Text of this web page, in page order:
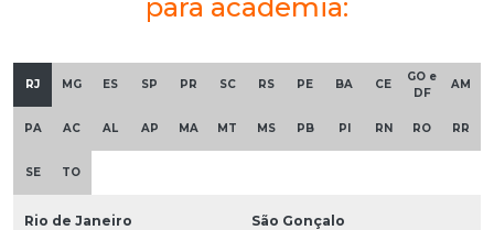
para academia:
RJ MG ES SP PR SC RS PE BA CE
GO e
DF
AM
PA AC AL AP MA MT MS PB PI RN RO RR
SE TO
Rio de Janeiro São Gonçalo